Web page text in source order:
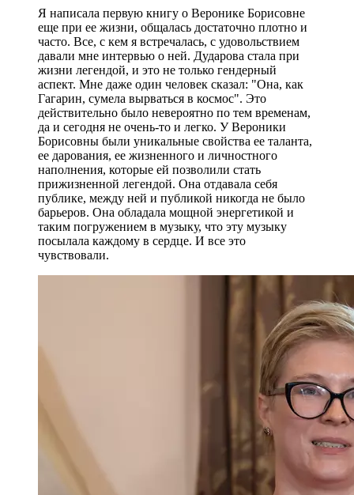
Я написала первую книгу о Веронике Борисовне
еще при ее жизни, общалась достаточно плотно и
часто. Все, с кем я встречалась, с удовольствием
давали мне интервью о ней. Дударова стала при
жизни легендой, и это не только гендерный
аспект. Мне даже один человек сказал: "Она, как
Гагарин, сумела вырваться в космос". Это
действительно было невероятно по тем временам,
да и сегодня не очень-то и легко. У Вероники
Борисовны были уникальные свойства ее таланта,
ее дарования, ее жизненного и личностного
наполнения, которые ей позволили стать
прижизненной легендой. Она отдавала себя
публике, между ней и публикой никогда не было
барьеров. Она обладала мощной энергетикой и
таким погружением в музыку, что эту музыку
посылала каждому в сердце. И все это
чувствовали.